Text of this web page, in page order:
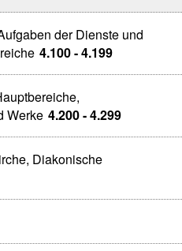
der Dienste und
4.100 - 4.199
Werke 4.200 - 4.299
Diakonische